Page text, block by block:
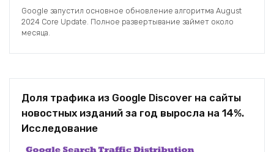
Google запустил основное обновление алгоритма August
2024 Core Update. Полное развертывание займет около
месяца.
Доля трафика из Google Discover на сайты
новостных изданий за год выросла на 14%.
Исследование